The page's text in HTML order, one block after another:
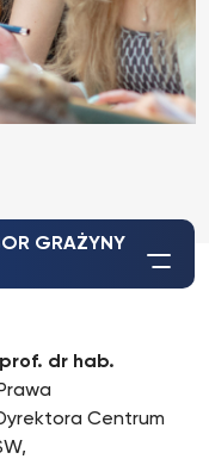
GRAŻYNY
prof. dr hab.
Centrum